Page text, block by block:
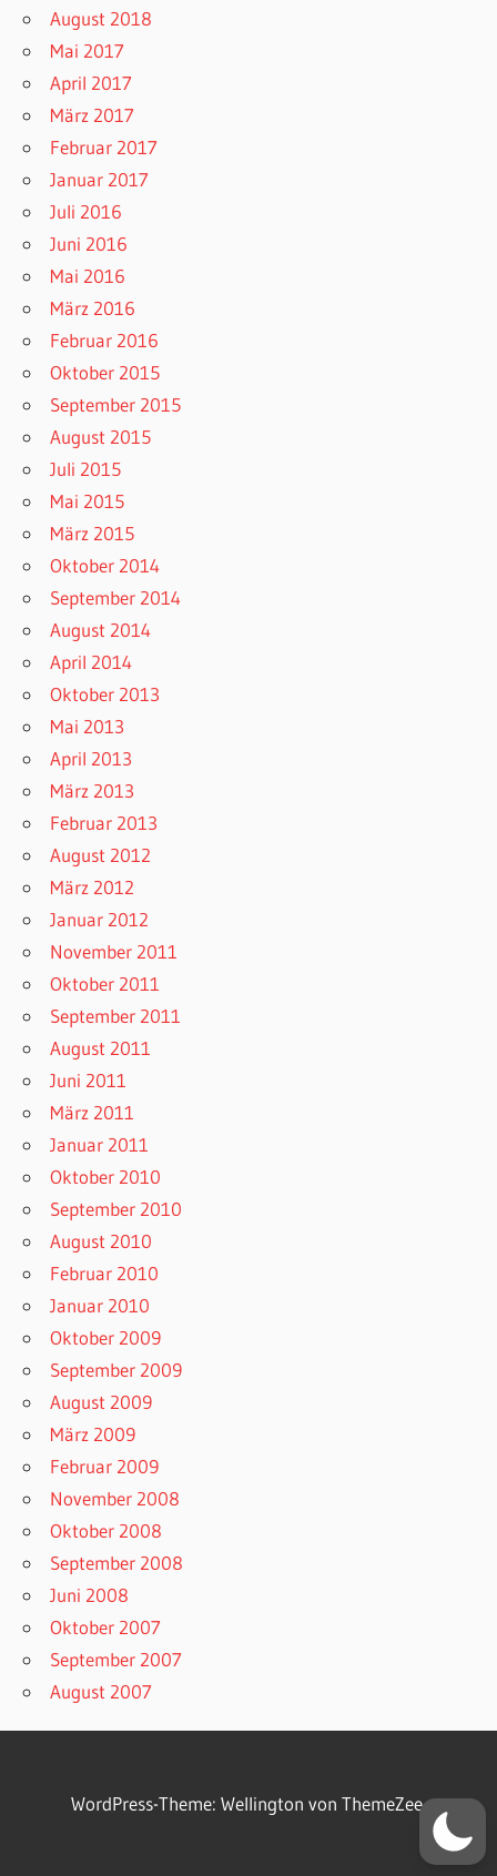
August 2018
Mai 2017
April 2017
März 2017
Februar 2017
Januar 2017
Juli 2016
Juni 2016
Mai 2016
März 2016
Februar 2016
Oktober 2015
September 2015
August 2015
Juli 2015
Mai 2015
März 2015
Oktober 2014
September 2014
August 2014
April 2014
Oktober 2013
Mai 2013
April 2013
März 2013
Februar 2013
August 2012
März 2012
Januar 2012
November 2011
Oktober 2011
September 2011
August 2011
Juni 2011
März 2011
Januar 2011
Oktober 2010
September 2010
August 2010
Februar 2010
Januar 2010
Oktober 2009
September 2009
August 2009
März 2009
Februar 2009
November 2008
Oktober 2008
September 2008
Juni 2008
Oktober 2007
September 2007
August 2007
WordPress-Theme: Wellington von ThemeZee.